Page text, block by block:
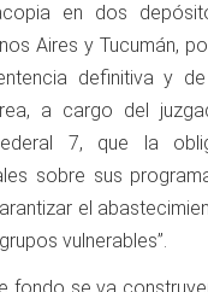
en dos
Aires y Tucumán,
definitiva y
a cargo del
7, que la
sobre sus
el
vulnerables”.